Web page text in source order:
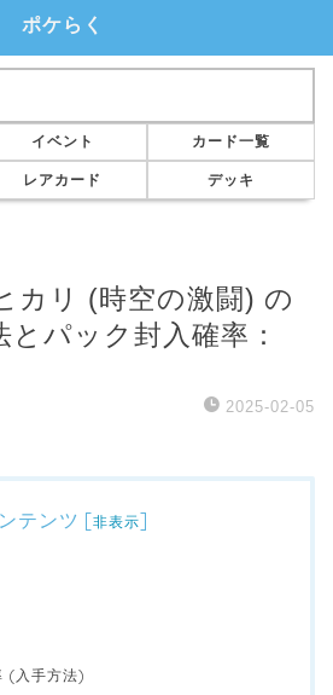
ポケらく
イベント カード一覧
レアカード デッキ
カリ (時空の激闘) の
パック封入確率：
2025-02-05
テンツ [非表示]
(入手方法)